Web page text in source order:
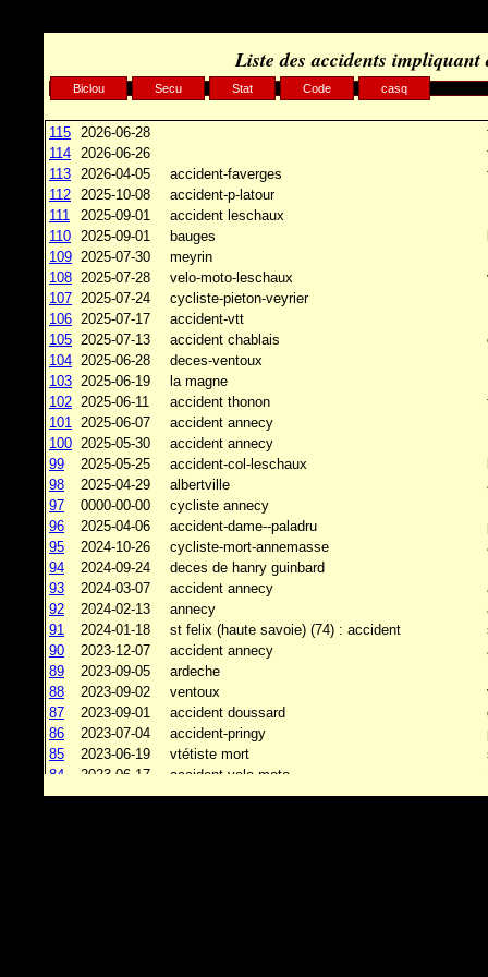
Liste des accidents impliquant
115 2026-06-28
114 2026-06-26
113 2026-04-05 accident-faverges
112 2025-10-08
accident-p-latour
111
2025-09-01
accident leschaux
110 2025-09-01 bauges
109 2025-07-30
meyrin
108 2025-07-28 velo-moto-leschaux
107 2025-07-24
cycliste-pieton-veyrier
106 2025-07-17
accident-vtt
105 2025-07-13 accident chablais
104 2025-06-28
deces-ventoux
103 2025-06-19
la magne
102 2025-06-11 accident thonon
101 2025-06-07
accident annecy
100 2025-05-30
accident annecy
99
2025-05-25 accident-col-leschaux
98
2025-04-29 albertville
97
0000-00-00
cycliste annecy
96
2025-04-06 accident-dame--paladru
95
2024-10-26 cycliste-mort-annemasse
94
2024-09-24
deces de hanry guinbard
93
2024-03-07 accident annecy
92
2024-02-13 annecy
91
2024-01-18 st felix (haute savoie) (74) : accident
90
2023-12-07 accident annecy
89
2023-09-05
ardeche
88
2023-09-02 ventoux
87
2023-09-01 accident doussard
86
2023-07-04 accident-pringy
85
2023-06-19 vtétiste mort
84
2023-06-17 accident-velo-moto
83
2023-05-24 cycliste mort a st jorioz : 74
Biclou Secu Stat Code casq